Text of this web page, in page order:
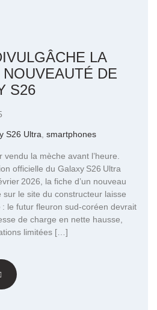
LA
DE
S26
S26 Ultra, smartphones
vendu la mèche avant l’heure.
officielle du Galaxy S26 Ultra
2026, la fiche d’un nouveau
sur le site du constructeur laisse
le futur fleuron sud-coréen devrait
de charge en nette hausse,
limitées […]